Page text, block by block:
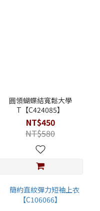
圓領蝴蝶結寬鬆大學
T【C424085】
NT$450
NT$580